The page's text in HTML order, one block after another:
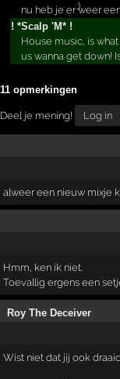
nu heb je er weer
!­ *­Scalp 'M*­ !­
House music, is
us wanna get down!
11 opmerkingen
Deel je mening! Log in
alweer een nieuw mixje
Hmm, ken ik niet.
Toevallig ergens een
Roy The Deceiver
Wist niet dat jij ook